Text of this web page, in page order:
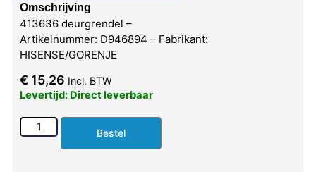
Omschrijving
413636 deurgrendel –
Artikelnummer: D946894 – Fabrikant:
HISENSE/GORENJE
€ 15,26 Incl. BTW
Levertijd: Direct leverbaar
Bestel